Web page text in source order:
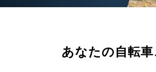
あなたの自転車